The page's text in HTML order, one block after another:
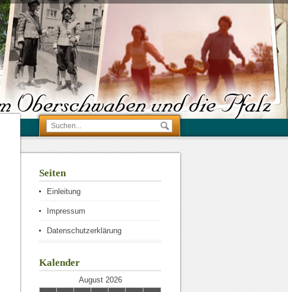
Seiten
Einleitung
Impressum
Datenschutzerklärung
Kalender
August 2026